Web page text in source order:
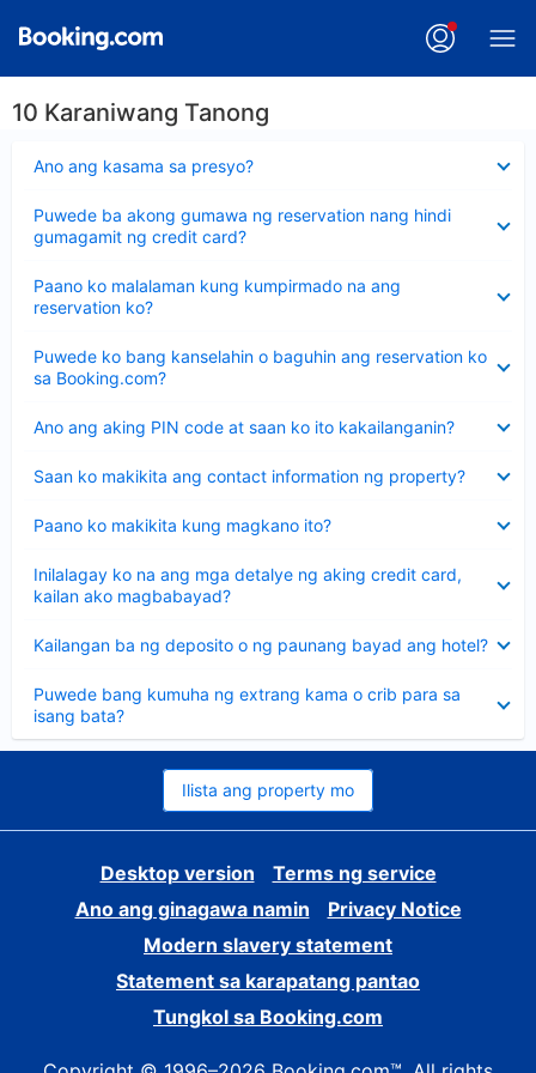
10 Karaniwang Tanong
Ano ang kasama sa presyo?
ang
Puwede ba akong gumawa ng reservation nang hindi
gumagamit ng credit card?
ang
sagot
Paano ko malalaman kung kumpirmado na ang
reservation ko?
ang
sagot
Puwede ko bang kanselahin o baguhin ang reservation ko
sa Booking.com?
ang
sagot
Ano ang aking PIN code at saan ko ito kakailanganin?
ang
Saan ko makikita ang contact information ng property?
ang
Paano ko makikita kung magkano ito?
ang
Inilalagay ko na ang mga detalye ng aking credit card,
kailan ako magbabayad?
ang
sagot
Kailangan ba ng deposito o ng paunang bayad ang hotel?
ang
Puwede bang kumuha ng extrang kama o crib para sa
isang bata?
ang
sagot
Ilista ang property mo
Desktop version
Terms ng service
Ano ang ginagawa namin
Privacy Notice
Modern slavery statement
Statement sa karapatang pantao
Tungkol sa Booking.com